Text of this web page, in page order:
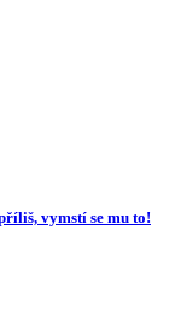
vymstí se mu to!